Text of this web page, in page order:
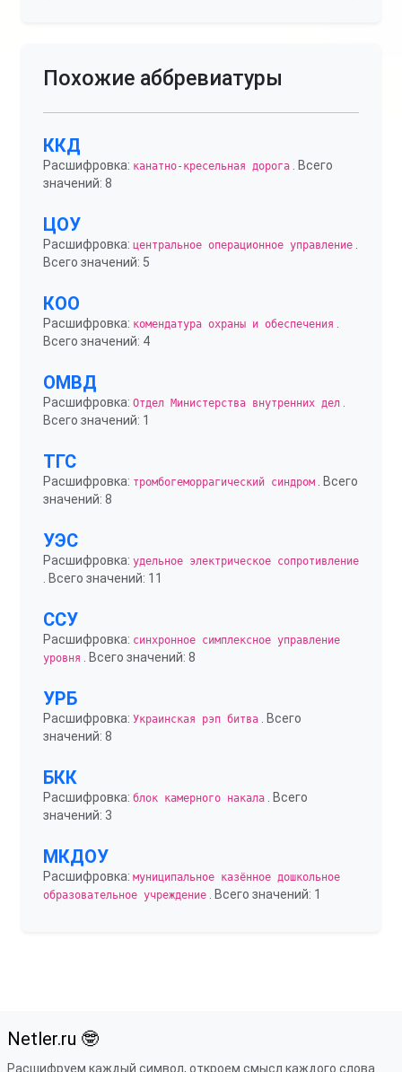
Похожие аббревиатуры
ККД
Расшифровка: канатно-кресельная дорога . Всего
значений: 8
ЦОУ
Расшифровка: центральное операционное управление
Всего значений: 5
КОО
Расшифровка: комендатура охраны и обеспечения
Всего значений: 4
ОМВД
Расшифровка: Отдел Министерства внутренних дел
Всего значений: 1
ТГС
Расшифровка: тромбогеморрагический синдром . Всего
значений: 8
УЭС
Расшифровка: удельное электрическое сопротивление
. Всего значений: 11
ССУ
Расшифровка: синхронное симплексное управление
уровня
. Всего значений: 8
УРБ
Расшифровка: Украинская рэп битва . Всего
значений: 8
БКК
Расшифровка: блок камерного накала . Всего
значений: 3
МКДОУ
Расшифровка: муниципальное казённое дошкольное
образовательное учреждение . Всего значений: 1
Netler.ru 🤓
Расшифруем каждый символ, откроем смысл каждого слова